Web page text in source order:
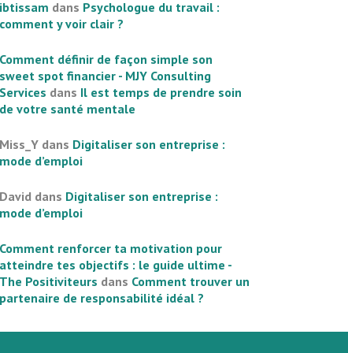
ibtissam dans Psychologue du travail :
comment y voir clair ?
Comment définir de façon simple son
sweet spot financier - MJY Consulting
Services dans Il est temps de prendre soin
de votre santé mentale
Miss_Y dans Digitaliser son entreprise :
mode d’emploi
David dans Digitaliser son entreprise :
mode d’emploi
Comment renforcer ta motivation pour
atteindre tes objectifs : le guide ultime -
The Positiviteurs dans Comment trouver un
partenaire de responsabilité idéal ?